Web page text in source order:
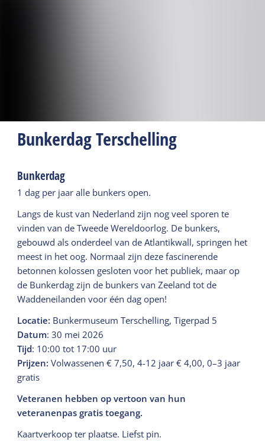
Bunkerdag Terschelling
Bunkerdag
1 dag per jaar alle bunkers open.
Langs de kust van Nederland zijn nog veel sporen te
vinden van de Tweede Wereldoorlog. De bunkers,
gebouwd als onderdeel van de Atlantikwall, springen het
meest in het oog. Normaal zijn deze fascinerende
betonnen kolossen gesloten voor het publiek, maar op
de Bunkerdag zijn de bunkers van Zeeland tot de
Waddeneilanden voor één dag open!
Locatie: Bunkermuseum Terschelling, Tigerpad 5
Datum: 30 mei 2026
Tijd: 10:00 tot 17:00 uur
Prijzen:Volwassenen € 7,50, 4-12 jaar € 4,00, 0–3 jaar
gratis
Veteranen hebben op vertoon van hun
veteranenpas gratis toegang.
Kaartverkoop ter plaatse. Liefst pin.